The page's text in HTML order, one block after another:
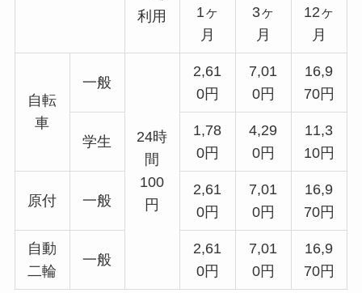
利用
1ヶ
月
3ヶ
月
12ヶ
月
自転
車
一般
24時
間
100
円
2,61
0円
7,01
0円
16,9
70円
学生
1,78
0円
4,29
0円
11,3
10円
原付 一般
2,61
0円
7,01
0円
16,9
70円
自動
二輪
一般
2,61
0円
7,01
0円
16,9
70円